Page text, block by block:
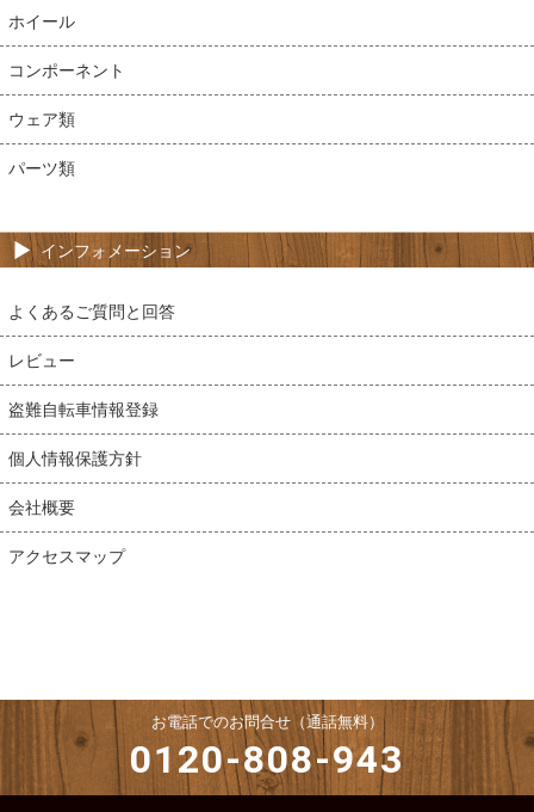
ホイール
コンポーネント
ウェア類
パーツ類
インフォメーション
よくあるご質問と回答
レビュー
盗難自転車情報登録
個人情報保護方針
会社概要
アクセスマップ
お電話でのお問合せ（通話無料）
0120-808-943